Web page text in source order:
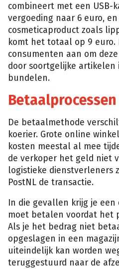
combineert met een USB-
vergoeding naar 6 euro,
cosmeticaproduct zoals
komt het totaal op 9 euro.
consumenten aan om
door soortgelijke artikelen
bundelen.
De betaalmethode
koerier. Grote online
kosten meestal al mee
de verkoper het geld niet
logistieke dienstverleners
PostNL de transactie.
In die gevallen krijg je
moet betalen voordat het
Als je het bedrag niet
opgeslagen in een
uiteindelijk kan worden
teruggestuurd naar de